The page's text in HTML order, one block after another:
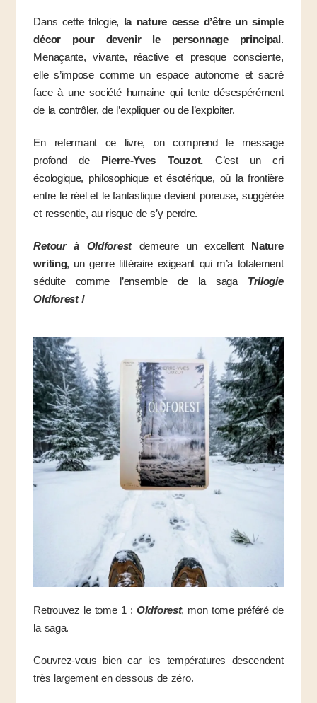
Dans cette trilogie, la nature cesse d’être un simple
décor pour devenir le personnage principal.
Menaçante, vivante, réactive et presque consciente,
elle s’impose comme un espace autonome et sacré
face à une société humaine qui tente désespérément
de la contrôler, de l’expliquer ou de l’exploiter.
En refermant ce livre, on comprend le message
profond de Pierre-Yves Touzot.C’est un cri
écologique, philosophique et ésotérique, où la frontière
entre le réel et le fantastique devient poreuse, suggérée
et ressentie, au risque de s’y perdre.
Retour à Oldforestdemeure un excellent Nature
writing, un genre littéraire exigeant qui m’a totalement
séduite comme l’ensemble de la saga Trilogie
Oldforest !
Retrouvez le tome 1 :Oldforest, mon tome préféré de
la saga.
Couvrez-vous bien car les températures descendent
très largement en dessous de zéro.